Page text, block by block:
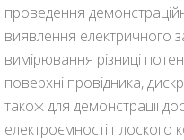
проведення
виявлення електричного
вимірювання різниці
поверхні провідника,
також для демонстрації
електроємності плоского